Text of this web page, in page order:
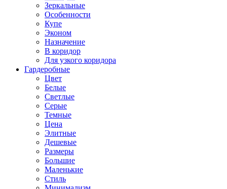
Зеркальные
Особенности
Купе
Эконом
Назначение
В коридор
Для узкого коридора
Гардеробные
Цвет
Белые
Светлые
Серые
Темные
Цена
Элитные
Дешевые
Размеры
Большие
Маленькие
Стиль